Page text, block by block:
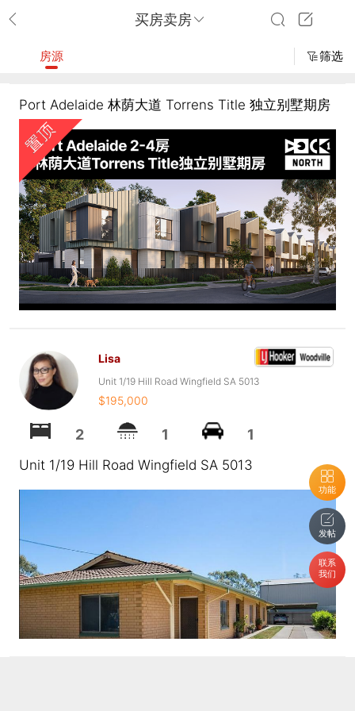
买房卖房
功能
发帖
联系
我们
房源 筛选
Port Adelaide 林荫大道 Torrens Title 独立别墅期房
Lisa
Unit 1/19 Hill Road Wingfield SA 5013
$195,000
2 1 1
Unit 1/19 Hill Road Wingfield SA 5013